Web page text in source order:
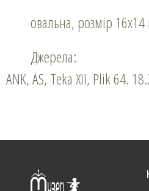
овальна, розмір
Джерела:
ANK, AS, Teka ХІІ, Plik 64.